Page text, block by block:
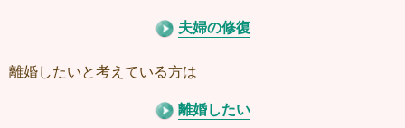
夫婦の修復
離婚したいと考えている方は
離婚したい